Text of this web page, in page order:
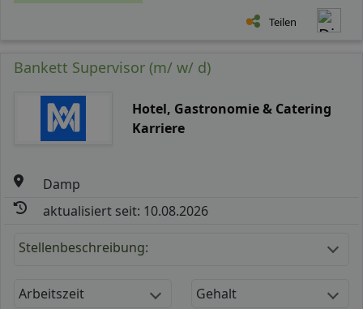
Teilen
Bankett Supervisor (m/ w/ d)
Hotel, Gastronomie & Catering
Karriere
Damp
aktualisiert seit: 10.08.2026
Stellenbeschreibung:
Arbeitszeit Gehalt